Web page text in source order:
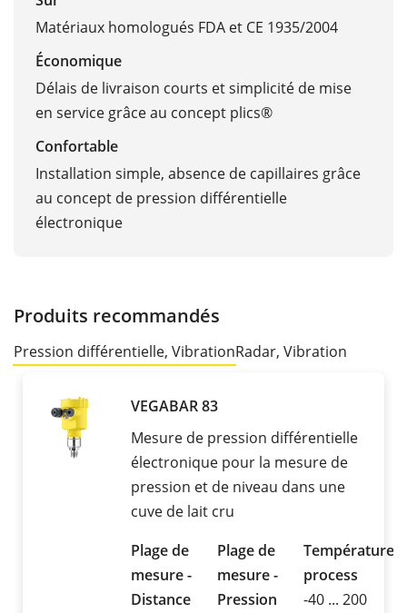
Matériaux homologués FDA et CE 1935/2004
Économique
Délais de livraison courts et simplicité de mise
en service grâce au concept plics®
Confortable
Installation simple, absence de capillaires grâce
au concept de pression différentielle
électronique
Produits recommandés
Pression différentielle, VibrationRadar, Vibration
VEGABAR 83
Mesure de pression différentielle
électronique pour la mesure de
pression et de niveau dans une
cuve de lait cru
Plage de
mesure -
Distance
Plage de
mesure -
Pression
Température
process
-40 ... 200